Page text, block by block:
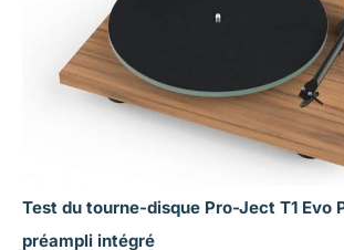
Test du tourne-disque Pro-Ject T1 Evo
préampli intégré